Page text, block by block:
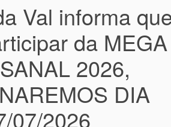
Val informa
da MEGA
2026,
DIA
07/2026